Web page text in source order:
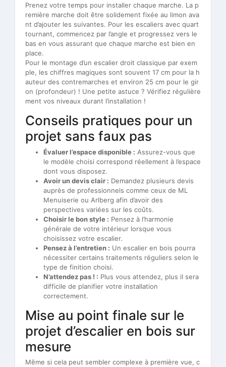
Prenez votre temps pour installer chaque marche. La p
remière marche doit être solidement fixée au limon ava
nt d’ajouter les suivantes. Pour les escaliers avec quart
tournant, commencez par l’angle et progressez vers le
bas en vous assurant que chaque marche est bien en
place.
Pour le montage d’un escalier droit classique par exem
ple, les chiffres magiques sont souvent 17 cm pour la h
auteur des contremarches et environ 25 cm pour le gir
on (profondeur) ! Une petite astuce ? Vérifiez régulière
ment vos niveaux durant l’installation !
Conseils pratiques pour un
projet sans faux pas
Évaluer l’espace disponible : Assurez-vous que
le modèle choisi correspond réellement à l’espace
dont vous disposez.
Avoir un devis clair : Demandez plusieurs devis
auprès de professionnels comme ceux de ML
Menuiserie ou Arlberg afin d’avoir des
perspectives variées sur les coûts.
Choisir le bon style : Pensez à l’harmonie
générale de votre intérieur lorsque vous
choisissez votre escalier.
Pensez à l’entretien : Un escalier en bois pourra
nécessiter certains traitements réguliers selon le
type de finition choisi.
N’attendez pas ! : Plus vous attendez, plus il sera
difficile de planifier votre installation
correctement.
Mise au point finale sur le
projet d’escalier en bois sur
mesure
Même si cela peut sembler complexe à première vue, c